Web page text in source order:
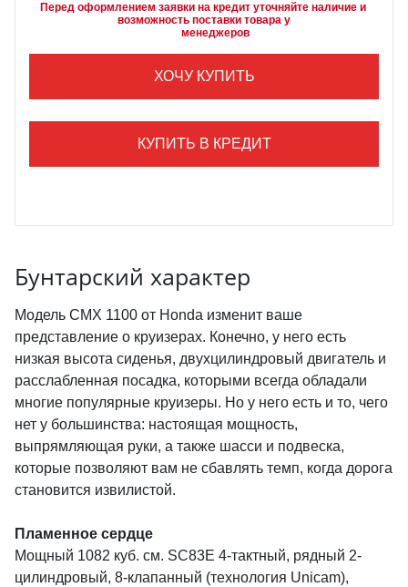
Перед оформлением заявки на кредит уточняйте наличие и
возможность поставки товара у
        менеджеров
ХОЧУ КУПИТЬ
КУПИТЬ В КРЕДИТ
Бунтарский характер
Модель CMX 1100 от Honda изменит ваше
представление о круизерах. Конечно, у него есть
низкая высота сиденья, двухцилиндровый двигатель и
расслабленная посадка, которыми всегда обладали
многие популярные круизеры. Но у него есть и то, чего
нет у большинства: настоящая мощность,
выпрямляющая руки, а также шасси и подвеска,
которые позволяют вам не сбавлять темп, когда дорога
становится извилистой.
Пламенное сердце
Мощный 1082 куб. см. SC83E 4-тактный, рядный 2-
цилиндровый, 8-клапанный (технология Unicam),